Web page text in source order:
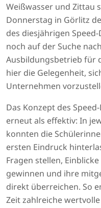
Weißwasser und Zittau
Donnerstag in Görlitz
des diesjährigen
noch auf der Suche
Ausbildungsbetrieb für
hier die Gelegenheit,
Unternehmen
Das Konzept des
erneut als effektiv: In
konnten die
ersten Eindruck
Fragen stellen,
gewinnen und ihre
direkt überreichen. So
Zeit zahlreiche